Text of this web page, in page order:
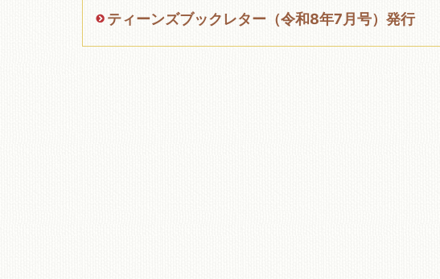
書館
ティーンズブックレター（令和8年7月号）発行